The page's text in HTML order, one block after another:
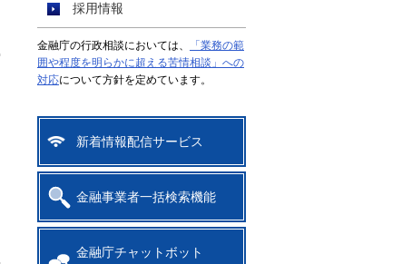
採用情報
金融庁の行政相談においては、
「業務の範
囲や程度を明らかに超える苦情相談」への
対応について方針を定めています。
新着情報配信サービス
金融事業者一括検索機能
金融庁チャットボット